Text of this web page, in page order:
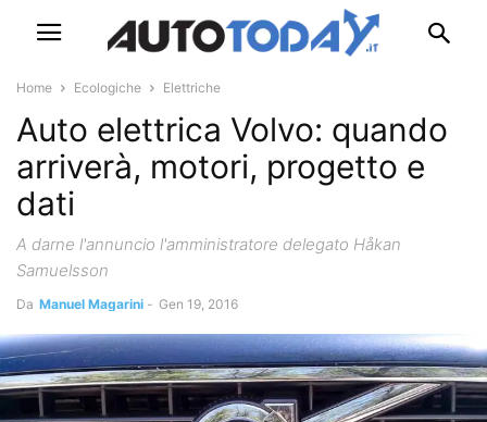
Home Ecologiche Elettriche
Auto elettrica Volvo: quando
arriverà, motori, progetto e
dati
A darne l'annuncio l'amministratore delegato Håkan
Samuelsson
Da Manuel Magarini - Gen 19, 2016